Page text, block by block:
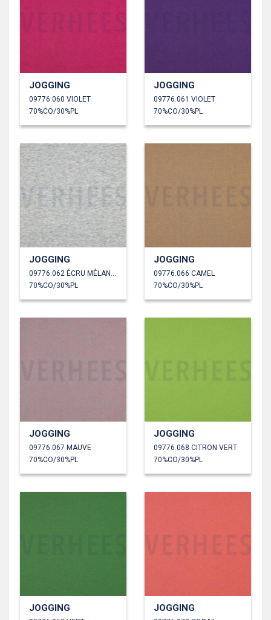
JOGGING
09776.060 VIOLET
70%CO/30%PL
JOGGING
09776.061 VIOLET
70%CO/30%PL
JOGGING
70%CO/30%PL
JOGGING
09776.066 CAMEL
70%CO/30%PL
JOGGING
09776.067 MAUVE
70%CO/30%PL
JOGGING
09776.068 CITRON VERT
70%CO/30%PL
JOGGING JOGGING